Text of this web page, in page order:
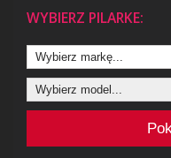
WYBIERZ PILARKE: